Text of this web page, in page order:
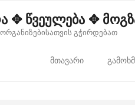
✥ წვეულება ✥
გჭირდებათ
მთავარი